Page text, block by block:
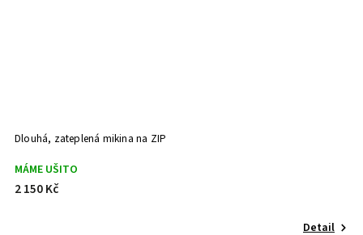
Dlouhá, zateplená mikina na ZIP
MÁME UŠITO
2 150 Kč
Detail